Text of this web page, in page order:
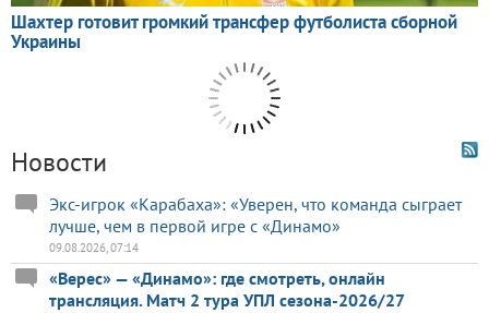
Новости
Экс-игрок «Карабаха»: «Уверен, что команда сыграет
лучше, чем в первой игре с «Динамо»
09.08.2026, 07:14
«Верес» — «Динамо»: где смотреть, онлайн
трансляция. Матч 2 тура УПЛ сезона-2026/27